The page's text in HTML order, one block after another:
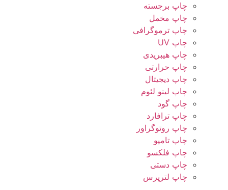
چاپ برجسته
چاپ مخمل
چاپ ترموگرافی
چاپ UV
چاپ هیبریدی
چاپ حرارتی
چاپ دیجیتال
چاپ لینو لئوم
چاپ گود
چاپ ترافارد
چاپ روتوگراور
چاپ تامپو
چاپ فلکسو
چاپ دستی
چاپ لترپرس